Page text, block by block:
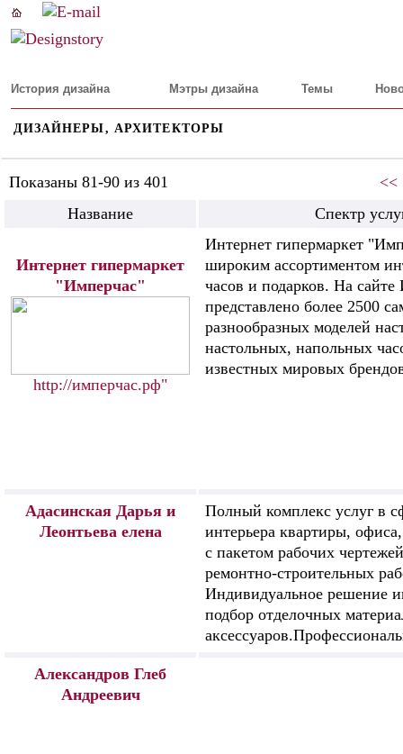
История дизайна Мэтры дизайна Темы
ДИЗАЙНЕРЫ, АРХИТЕКТОРЫ
Показаны 81-90 из 401
<<
Название
Спектр
Интернет гипермаркет
"Имперчас"
http://имперчас.рф"
Интернет гипермаркет
широким ассортиментом
часов и подарков. На
представлено более 2500
разнообразных моделей
настольных, напольных
известных мировых
Адасинская Дарья и
Леонтьева елена
Полный комплекс услуг в
интерьера квартиры,
с пакетом рабочих
ремонтно-строительных
Индивидуальное решение
подбор отделочных
Александров Глеб
Андреевич